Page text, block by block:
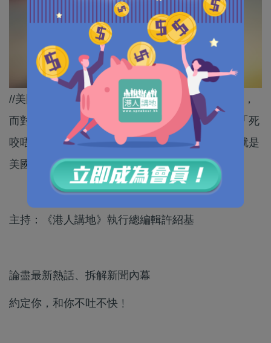
//美國對以色列證據確鑿的「種族隔離」不聞不問，
而對根本不存在的所謂新疆「種族滅絕」，卻是「死
咬唔放」，甚至以此為由濫施非法單邊制裁。這就是
美國！//
主持：《港人講地》執行總編輯許紹基
論盡最新熱話、拆解新聞內幕
約定你，和你不吐不快﹗